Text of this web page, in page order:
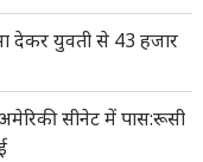
देकर युवती से 43 हजार
सीनेट में पास:रूसी